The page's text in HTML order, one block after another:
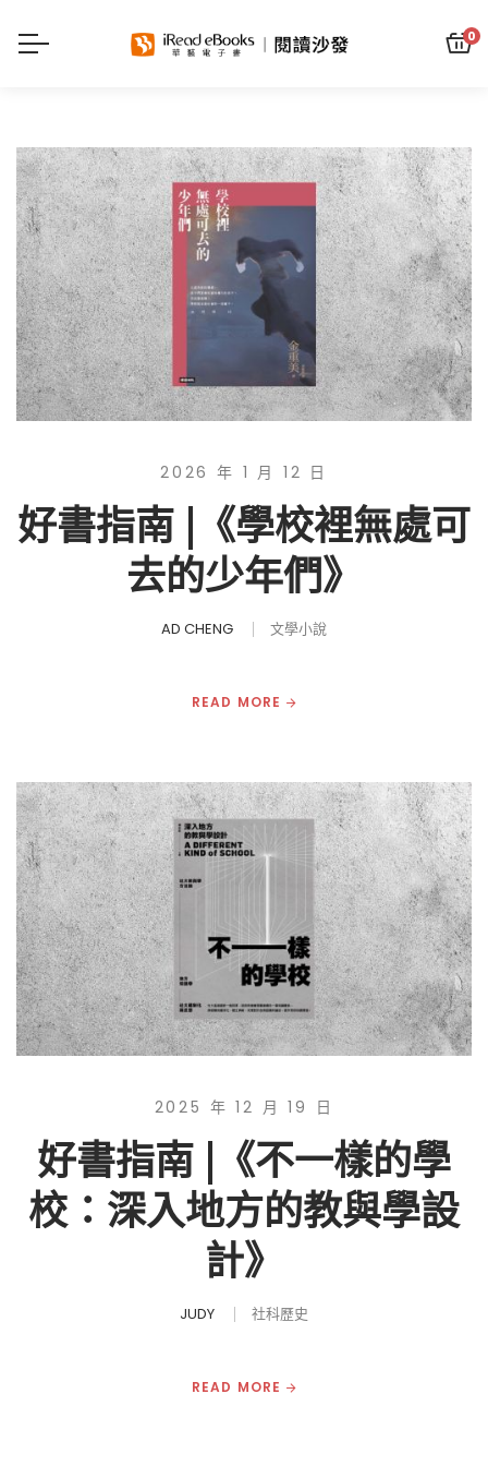
0
2026 年 1 月 12 日
好書指南 |《學校裡無處可
去的少年們》
AD CHENG 文學小說
READ MORE
2025 年 12 月 19 日
好書指南 |《不一樣的學
校：深入地方的教與學設
計》
JUDY 社科歷史
READ MORE